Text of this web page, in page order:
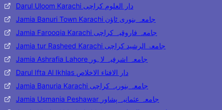
Darul Uloom Karachi دار العلوم کراچی
Jamia Banuri Town Karachi جامعہ بنوری ٹاؤن
Jamia Farooqia Karachi جامعہ فاروقیہ کراچی
Jamia tur Rasheed Karachi جامعۃ الرشید کراچی
Jamia Ashrafia Lahore جامعہ اشرفیہ لاہور
Darul Ifta Al Ikhlas دار الافتاء الاخلاص
Jamia Banuria Karachi جامعہ بنوریہ کراچی
Jamia Usmania Peshawar جامعہ عثمانیہ پشاور